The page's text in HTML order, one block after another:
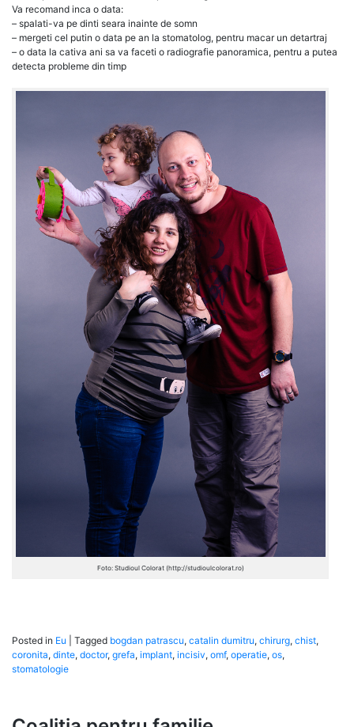
Va recomand inca o data:
– spalati-va pe dinti seara inainte de somn
– mergeti cel putin o data pe an la stomatolog, pentru macar un detartraj
– o data la cativa ani sa va faceti o radiografie panoramica, pentru a putea
detecta probleme din timp
Foto: Studioul Colorat (http://studioulcolorat.ro)
Posted in Eu Tagged bogdan patrascu, catalin dumitru, chirurg, chist,
coronita, dinte, doctor, grefa, implant, incisiv, omf, operatie, os,
stomatologie